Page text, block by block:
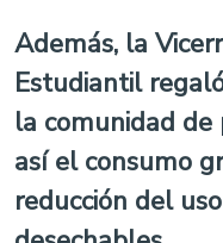
Además, la
Estudiantil
la comunidad
así el consumo
reducción del